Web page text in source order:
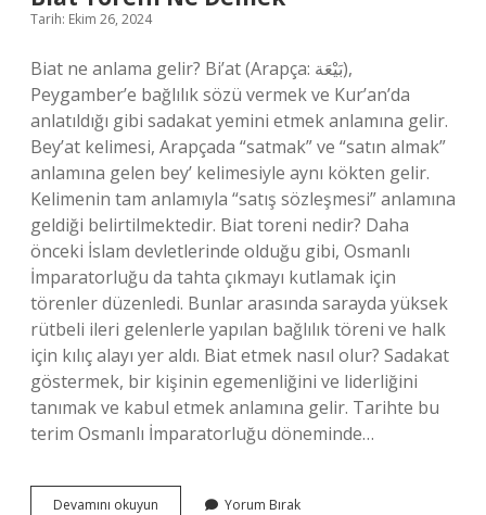
Tarih: Ekim 26, 2024
Biat ne anlama gelir? Bi’at (Arapça: بَيْعَة),
Peygamber’e bağlılık sözü vermek ve Kur’an’da
anlatıldığı gibi sadakat yemini etmek anlamına gelir.
Bey’at kelimesi, Arapçada “satmak” ve “satın almak”
anlamına gelen bey’ kelimesiyle aynı kökten gelir.
Kelimenin tam anlamıyla “satış sözleşmesi” anlamına
geldiği belirtilmektedir. Biat toreni nedir? Daha
önceki İslam devletlerinde olduğu gibi, Osmanlı
İmparatorluğu da tahta çıkmayı kutlamak için
törenler düzenledi. Bunlar arasında sarayda yüksek
rütbeli ileri gelenlerle yapılan bağlılık töreni ve halk
için kılıç alayı yer aldı. Biat etmek nasıl olur? Sadakat
göstermek, bir kişinin egemenliğini ve liderliğini
tanımak ve kabul etmek anlamına gelir. Tarihte bu
terim Osmanlı İmparatorluğu döneminde…
Devamını okuyun Yorum Bırak